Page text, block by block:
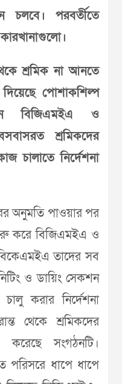
চলবে। পরবর্তীতে
শ্রমিক না আনতে
পোশাকশিল্প
বিজিএমইএ ও
শ্রমিকদের
চালাতে নির্দেশনা
অনুমতি পাওয়ার পর
করে বিজিএমইএ ও
তাদের সব
ও ডায়িং সেকশন
করার নির্দেশনা
থেকে শ্রমিকদের
করেছে সংগঠনটি।
পরিসরে ধাপে ধাপে